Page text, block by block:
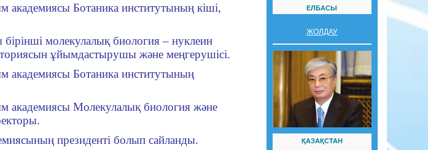
Ботаника институтының кіші,
молекулалық биология – нуклеин
ұйымдастырушы және меңгерушісі.
Ботаника институтының
Молекулалық биология және
президенті болып сайланды.
ЕЛБАСЫ
ЖОЛДАУ
ҚАЗАҚСТАН